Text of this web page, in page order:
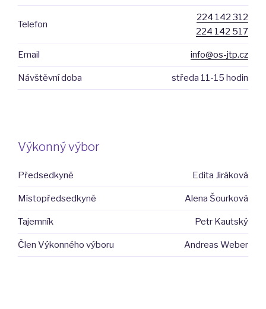
Telefon
224 142 312
224 142 517
Email info@os-jtp.cz
Návštěvní doba středa 11-15 hodin
Výkonný výbor
Předsedkyně Edita Jiráková
Místopředsedkyně Alena Šourková
Tajemník Petr Kautský
Člen Výkonného výboru Andreas Weber